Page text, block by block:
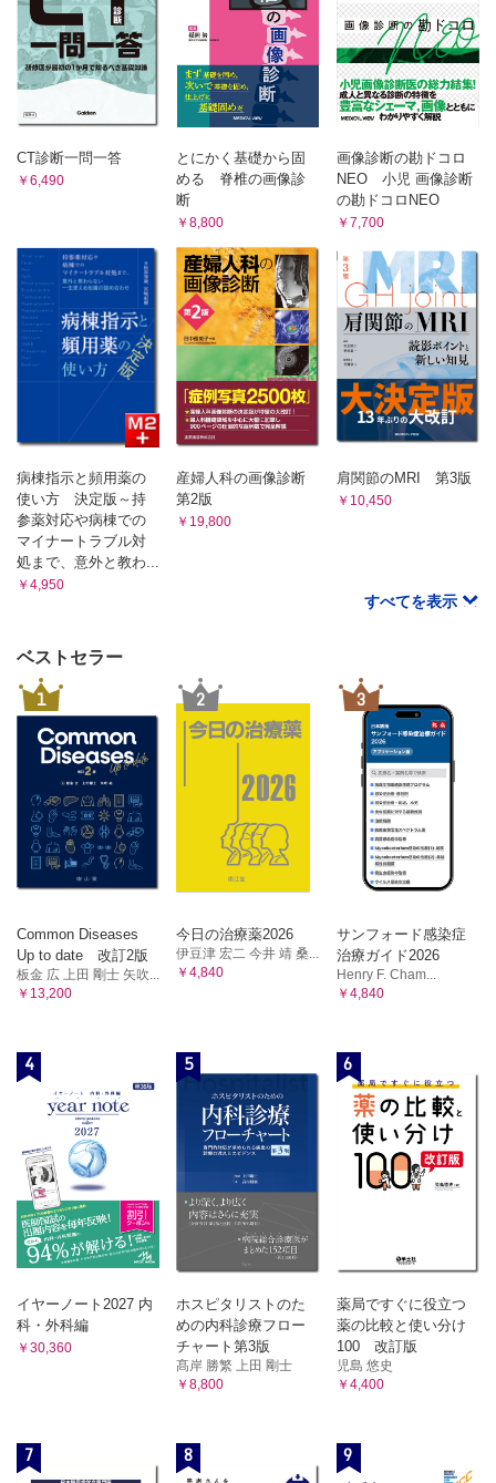
9 その他
1．骨Paget病 田宮貞史，福田健志，林 克洋
2．骨内ガングリオン 小田義直，福庭栄治，林 克洋
第3章 軟部腫瘍
1 脂肪性腫瘍
A 良性腫瘍
2．脂肪芽腫 毛利太郎，奥田実穂，武内章彦
3．血管脂肪腫 毛利太郎，栗原宏明・小嶋大地，武内章彦
B 中間型（局所侵襲性）＆悪性
1．異型脂肪腫様腫瘍/高分化型脂肪肉腫 久岡正典，藤本 肇，武内
2．脱分化型脂肪肉腫 毛利太郎，小黒草太，武内章彦
3．粘液型脂肪肉腫 久岡正典，藤本 肇，武内章彦
4．多形型脂肪肉腫 岩崎 健，栗原宏明・小嶋大地，武内章彦
2 線維芽/筋線維芽細胞性腫瘍
A 良性腫瘍
1．結節性筋膜炎 田宮貞史，藤本 肇，木村浩明
2．骨化性筋炎・指趾線維骨化偽腫瘍 田宮貞史，藤本 肇，木村浩
3．弾性線維腫 田宮貞史，藤本 肇，木村浩明
4．腱鞘線維腫 柴 瑛介，神島 保，木村浩明
B 中間型（局所侵襲性）
1．手掌線維腫症と足底線維腫症 田宮貞史，藤本 肇，木村浩明
2．デスモイド型線維腫症 田宮貞史，藤本 肇，木村浩明
C 中間性（rarely metastasizing）
1．隆起性皮膚線維肉腫（DFSP） 久岡正典，鈴木智大・江原
2．孤立性線維性腫瘍 田宮貞史，杉本英治，木村浩明
幸二，木村浩明
1．成人型線維肉腫 杉田真太朗，杉本英治，相羽久輝
2．粘液線維肉腫 杉田真太朗，杉本英治，相羽久輝
3．低悪性度線維粘液肉腫 岩崎 健，鷺山幸二，相羽久輝
3 線維組織球性腫瘍
A 良性腫瘍
腱滑膜巨細胞腫 山下享子，鈴木智大・江原 茂，武内章彦
4 血管腫瘍
A 良性腫瘍
血管腫（血管奇形） 久岡正典，長田周治，木村浩明
B 悪性腫瘍
1．血管肉腫 久岡正典，岩間祐基，木村浩明
5 血管周皮細胞性腫瘍
A 良性腫瘍・中間型
1．グロームス腫瘍 久岡正典，長田周治，相羽久輝
2．血管平滑筋腫 岩村隆二・松山篤二，小黒草太，相羽久輝
平滑筋肉腫（炎症型平滑筋肉腫を含む） 久岡正典，鈴木智大・江
7 横紋筋性腫瘍
A 悪性腫瘍
横紋筋肉腫（胎児型横紋筋肉腫・胞巣型横紋筋肉腫・多形型横紋筋肉
腫・紡錘形細胞型横紋筋肉腫） 孝橋賢一，三宅基隆，三輪真嗣
8 軟骨および骨形成性腫瘍
A 悪性腫瘍
骨外性骨肉腫 久岡正典，岩間祐基，林 克洋
9末梢神経腫瘍
A 良性腫瘍
1．神経鞘腫 小田義直，神島 保，林 克洋
3．顆粒細胞腫 綾田善行・山元英崇，三宅基隆，林 克洋
B 悪性腫瘍
悪性末梢神経鞘腫 綾田善行・山元英崇，三宅基隆，林 克洋
3．血管周囲類上皮細胞腫瘍（PEComa） 山下享子，林 克洋
C 悪性腫瘍
1．低悪性度中心型骨肉腫 石田 剛，藤本良太，林 克洋
2．骨肉腫（通常型骨肉腫・血管拡張型骨肉腫・小細胞型骨肉
腫） 石田 剛，青木隆敏，林 克洋
3．傍骨性骨肉腫 石田 剛，青木隆敏，林 克洋
4．骨膜性骨肉腫 石田 剛，藤本良太，林 克洋
6．表在性高悪性度骨肉腫 石田 剛，奥田実穂，林 克洋
3 線維形成性腫瘍
A 中間群（局所侵襲性）
類腱線維腫 石田 剛，青木隆敏，相羽久輝
B 悪性腫瘍
線維肉腫 石田 剛，青木隆敏，相羽久輝
4 脈管性腫瘍
A 良性腫瘍
血管腫 小田義直，髙尾正一郎，木村浩明
B 悪性腫瘍
1．類上皮血管内皮腫 石田 剛，髙尾正一郎，木村浩明
2．血管肉腫 石田 剛，髙尾正一郎，木村浩明
A 良性腫瘍
1．動脈瘤様骨?腫 山口岳彦，福庭栄治，武内章彦
2．非骨化性線維腫/良性線維性組織球腫 石田 剛，青木隆
敏・福庭栄治，武内章彦
A 良性腫瘍
良性脊索細胞腫 山口岳彦，髙尾正一郎，相羽久輝
脊索腫 山口岳彦，髙尾正一郎，相羽久輝
7 その他の骨間葉系腫瘍
A 良性腫瘍
1．単純性骨?腫 田宮貞史，福庭栄治，三輪真嗣
2．線維性骨異形成 小田義直，神島 保，三輪真嗣
3．骨線維性異形成 石田 剛，福庭栄治，三輪真嗣
4．骨内脂肪腫 小田義直，髙尾正一郎，三輪真嗣
2．未分化多形肉腫 石田 剛，青木隆敏，三輪真嗣
3．骨平滑筋肉腫 小田義直，奥田実穂，三輪真嗣
8 骨造血系腫瘍（hematopoietic neoplasms of bone）
3．Langerhans細胞組織球症 小田義直，福庭栄治，相羽久
輝
9 その他
1．骨Paget病 田宮貞史，福田健志，林 克洋
2．骨内ガングリオン 小田義直，福庭栄治，林 克洋
第3章 軟部腫瘍
1 脂肪性腫瘍
A 良性腫瘍
1．脂肪腫 久岡正典，福田健志，武内章彦
3．血管脂肪腫 毛利太郎，栗原宏明・小嶋大地，武内章彦
B 中間型（局所侵襲性）＆悪性
1．異型脂肪腫様腫瘍/高分化型脂肪肉腫 久岡正典，藤本
4．多形型脂肪肉腫 岩崎 健，栗原宏明・小嶋大地，武内
CT診断一問一答
￥6,490
とにかく基礎から固
める 脊椎の画像診
断
￥8,800
画像診断の勘ドコロ
NEO 小児 画像診断
の勘ドコロNEO
￥7,700
病棟指示と頻用薬の
使い方 決定版～持
参薬対応や病棟での
マイナートラブル対
処まで、意外と教わ...
￥4,950
産婦人科の画像診断
第2版
￥19,800
肩関節のMRI 第3版
￥10,450
すべてを表示
ベストセラー
1
Common Diseases
Up to date 改訂2版
板金 広 上田 剛士 矢吹...
￥13,200
2
今日の治療薬2026
伊豆津 宏二 今井 靖 桑...
￥4,840
3
サンフォード感染症
治療ガイド2026
Henry F. Cham...
￥4,840
4
イヤーノート2027 内
科・外科編
￥30,360
5
ホスピタリストのた
めの内科診療フロー
チャート第3版
髙岸 勝繁 上田 剛士
￥8,800
6
薬局ですぐに役立つ
薬の比較と使い分け
100 改訂版
児島 悠史
￥4,400
7 8 9